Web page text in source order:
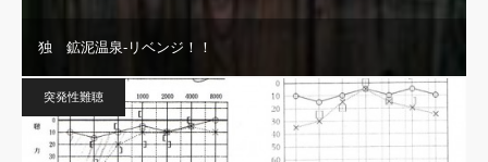
独 鉱泥温泉-リベンジ！！
突発性難聴